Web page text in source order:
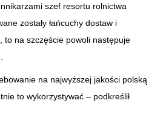
szef resortu rolnictwa
zostały łańcuchy dostaw i
to na szczęście powoli następuje
na najwyższej jakości polską
to wykorzystywać – podkreślił